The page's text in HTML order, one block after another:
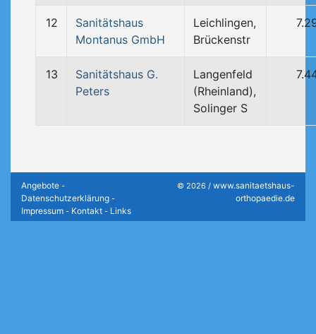
12
Sanitätshaus
Montanus GmbH
Leichlingen,
Brückenstr
13
Sanitätshaus G.
Peters
Langenfeld
(Rheinland),
Solinger S
Angebote -
Datenschutzerklärung -
Impressum - Kontakt - Links
© 2026 / www.sanitaetshaus-
orthopaedie.de